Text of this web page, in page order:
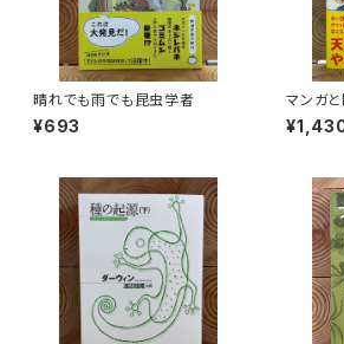
晴れでも雨でも昆虫学者
¥693
マンガ
めての気